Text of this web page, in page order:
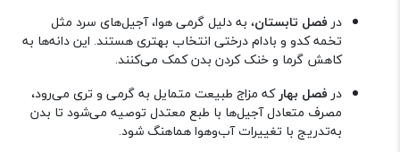
در فصل تابستان، به دلیل گرمی هوا، آجیل‌های سرد مثل
تخمه کدو و بادام درختی انتخاب بهتری هستند. این دانه‌ها به
کاهش گرما و خنک کردن بدن کمک می‌کنند.
در فصل بهار که مزاج طبیعت متمایل به گرمی و تری می‌رود،
مصرف متعادل آجیل‌ها با طبع معتدل توصیه می‌شود تا بدن
به‌تدریج با تغییرات آب‌وهوا هماهنگ شود.